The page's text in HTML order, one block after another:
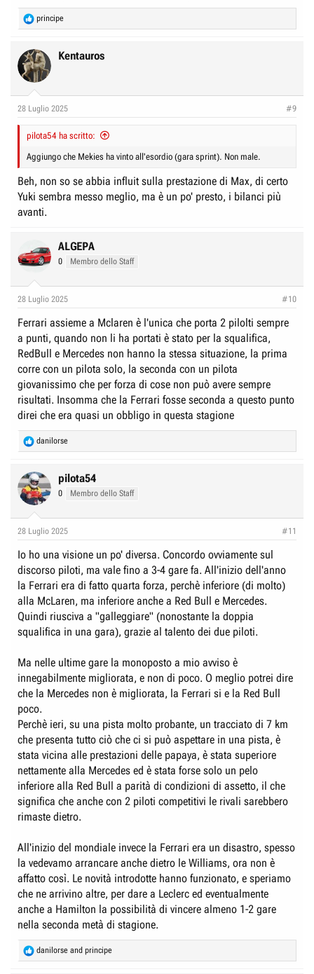
La Haas ora insidia l'Aston. Ferrari consolida (l'effimero) secondo posto.
Enzo Ferrari:
R
e
c
t
i
s
principe
Kentauros
28 Luglio 2025 #9
pilota54 ha scritto:
Aggiungo che Mekies ha vinto all'esordio (gara sprint). Non male.
Beh, non so se abbia influit sulla prestazione di Max, di certo
Yuki sembra messo meglio, ma è un po' presto, i bilanci più
avanti.
ALGEPA
0 Membro dello Staff
28 Luglio 2025 #10
Ferrari assieme a Mclaren è l'unica che porta 2 pilolti sempre
a punti, quando non li ha portati è stato per la squalifica,
RedBull e Mercedes non hanno la stessa situazione, la prima
corre con un pilota solo, la seconda con un pilota
giovanissimo che per forza di cose non può avere sempre
risultati. Insomma che la Ferrari fosse seconda a questo punto
direi che era quasi un obbligo in questa stagione
R
e
c
t
i
s
danilorse
pilota54
0 Membro dello Staff
28 Luglio 2025 #11
Io ho una visione un po' diversa. Concordo ovviamente sul
discorso piloti, ma vale fino a 3-4 gare fa. All'inizio dell'anno
la Ferrari era di fatto quarta forza, perchè inferiore (di molto)
alla McLaren, ma inferiore anche a Red Bull e Mercedes.
Quindi riusciva a "galleggiare" (nonostante la doppia
squalifica in una gara), grazie al talento dei due piloti.
Ma nelle ultime gare la monoposto a mio avviso è
innegabilmente migliorata, e non di poco. O meglio potrei dire
che la Mercedes non è migliorata, la Ferrari si e la Red Bull
poco.
Perchè ieri, su una pista molto probante, un tracciato di 7 km
che presenta tutto ciò che ci si può aspettare in una pista, è
stata vicina alle prestazioni delle papaya, è stata superiore
nettamente alla Mercedes ed è stata forse solo un pelo
inferiore alla Red Bull a parità di condizioni di assetto, il che
significa che anche con 2 piloti competitivi le rivali sarebbero
rimaste dietro.
All'inizio del mondiale invece la Ferrari era un disastro, spesso
la vedevamo arrancare anche dietro le Williams, ora non è
affatto così. Le novità introdotte hanno funzionato, e speriamo
che ne arrivino altre, per dare a Leclerc ed eventualmente
anche a Hamilton la possibilità di vincere almeno 1-2 gare
nella seconda metà di stagione.
R
e
danilorse and principe